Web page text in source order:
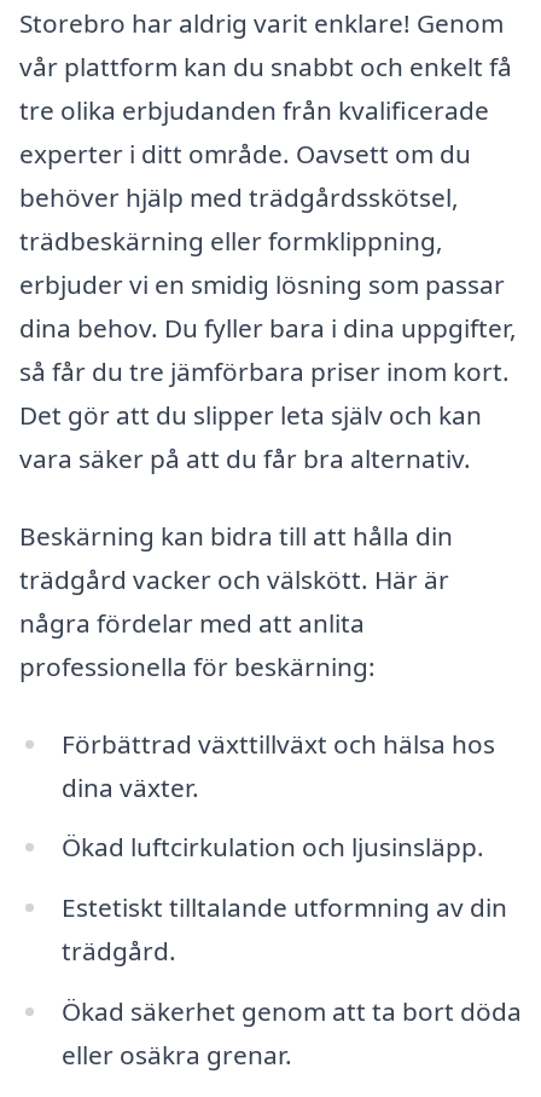
Storebro har aldrig varit enklare! Genom
vår plattform kan du snabbt och enkelt få
tre olika erbjudanden från kvalificerade
experter i ditt område. Oavsett om du
behöver hjälp med trädgårdsskötsel,
trädbeskärning eller formklippning,
erbjuder vi en smidig lösning som passar
dina behov. Du fyller bara i dina uppgifter,
så får du tre jämförbara priser inom kort.
Det gör att du slipper leta själv och kan
vara säker på att du får bra alternativ.
Beskärning kan bidra till att hålla din
trädgård vacker och välskött. Här är
några fördelar med att anlita
professionella för beskärning:
Förbättrad växttillväxt och hälsa hos
dina växter.
Ökad luftcirkulation och ljusinsläpp.
Estetiskt tilltalande utformning av din
trädgård.
Ökad säkerhet genom att ta bort döda
eller osäkra grenar.